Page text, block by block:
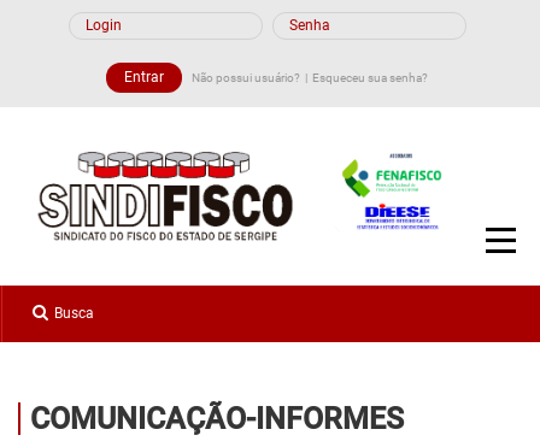
Não possui usuário? Esqueceu sua senha?
COMUNICAÇÃO-INFORMES